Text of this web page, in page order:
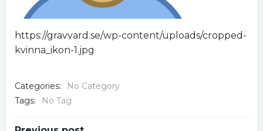
https://gravvard.se/wp-content/uploads/cropped-
kvinna_ikon-1.jpg
Categories:
No Category
Tags:
No Tag